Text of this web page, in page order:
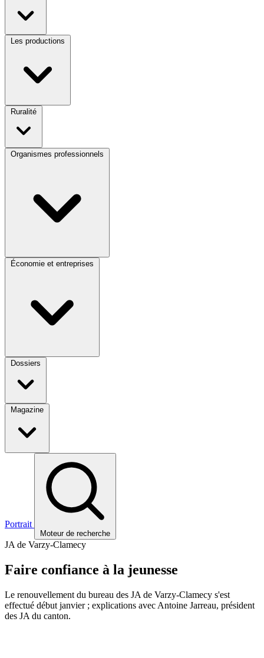
Les productions
Ruralité
Organismes professionnels
Économie et entreprises
Dossiers
Magazine
Portrait
Moteur de recherche
JA de Varzy-Clamecy
Faire confiance à la jeunesse
Le renouvellement du bureau des JA de Varzy-Clamecy s'est
effectué début janvier ; explications avec Antoine Jarreau, président
des JA du canton.